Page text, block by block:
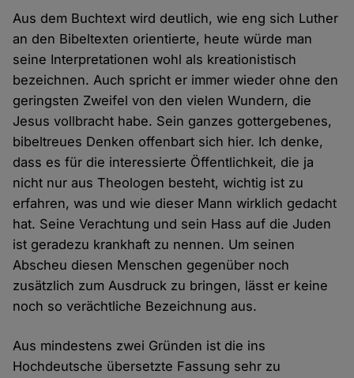
Aus dem Buchtext wird deutlich, wie eng sich Luther
an den Bibeltexten orientierte, heute würde man
seine Interpretationen wohl als kreationistisch
bezeichnen. Auch spricht er immer wieder ohne den
geringsten Zweifel von den vielen Wundern, die
Jesus vollbracht habe. Sein ganzes gottergebenes,
bibeltreues Denken offenbart sich hier. Ich denke,
dass es für die interessierte Öffentlichkeit, die ja
nicht nur aus Theologen besteht, wichtig ist zu
erfahren, was und wie dieser Mann wirklich gedacht
hat. Seine Verachtung und sein Hass auf die Juden
ist geradezu krankhaft zu nennen. Um seinen
Abscheu diesen Menschen gegenüber noch
zusätzlich zum Ausdruck zu bringen, lässt er keine
noch so verächtliche Bezeichnung aus.
Aus mindestens zwei Gründen ist die ins
Hochdeutsche übersetzte Fassung sehr zu